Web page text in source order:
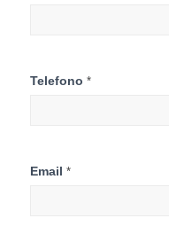
Telefono *
Email *